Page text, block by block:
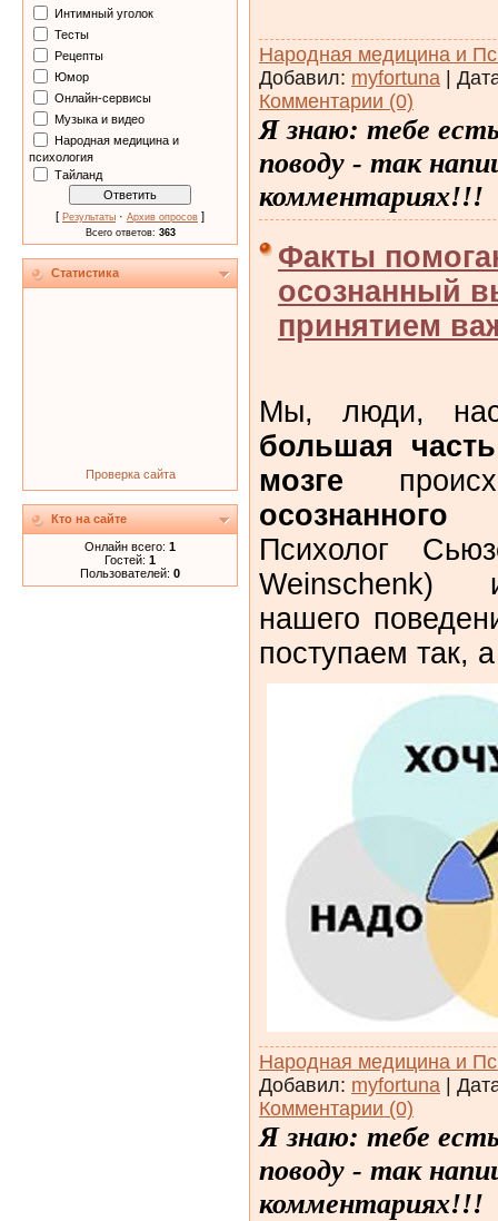
Интимный уголок
Тесты
Рецепты
Юмор
Онлайн-сервисы
Музыка и видео
Народная медицина и
психология
Тайланд
[ Результаты · Архив опросов ]
Всего ответов: 363
Статистика
Кто на сайте
Онлайн всего: 1
Гостей: 1
Пользователей: 0
Народная медицина и
Добавил: myfortuna |
Комментарии (0)
Я знаю: тебе
поводу - так
комментариях!!!
Факты
осознанный
принятием
Мы, люди,
большая
мозге
Психолог
Weinschenk)
нашего
поступаем так,
Народная медицина и
Добавил: myfortuna |
Комментарии (0)
Я знаю: тебе
поводу - так
комментариях!!!